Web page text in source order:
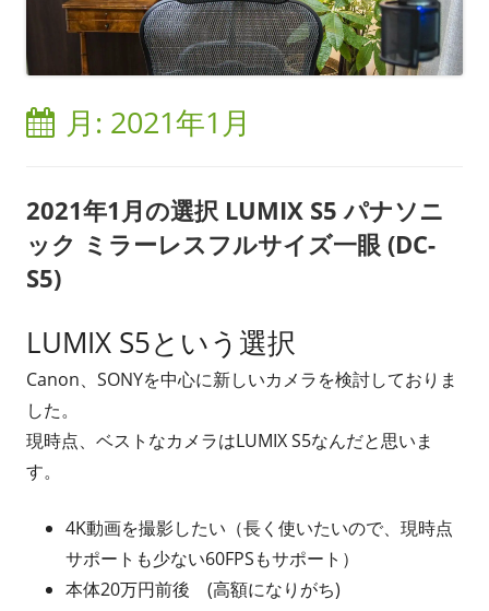
月: 2021年1月
2021年1月の選択 LUMIX S5 パナソニ
ック ミラーレスフルサイズ一眼 (DC-
S5)
LUMIX S5という選択
Canon、SONYを中心に新しいカメラを検討しておりま
した。
現時点、ベストなカメラはLUMIX S5なんだと思いま
す。
4K動画を撮影したい（長く使いたいので、現時点
サポートも少ない60FPSもサポート）
本体20万円前後 (高額になりがち)